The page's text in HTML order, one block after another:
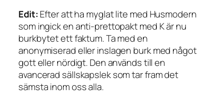
Edit:Efter att ha myglat lite med Husmodern
som ingick en anti-prettopakt med K är nu
burkbytet ett faktum. Ta med en
anonymiserad eller inslagen burk med något
gott eller nördigt. Den används till en
avancerad sällskapslek som tar fram det
sämsta inom oss alla.